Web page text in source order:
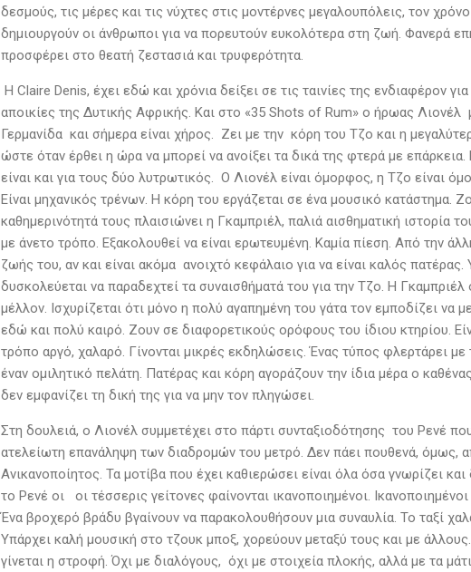
δεσμούς, τις μέρες και τις νύχτες στις μοντέρνες μεγαλουπόλεις, τον
δημιουργούν οι άνθρωποι για να πορευτούν ευκολότερα στη ζωή. Φανερά
προσφέρει στο θεατή ζεστασιά και τρυφερότητα.
Η Claire Denis, έχει εδώ και χρόνια δείξει σε τις ταινίες της ενδιαφέρον
αποικίες της Δυτικής Αφρικής. Και στο «35 Shots of Rum» ο ήρωας Λιονέλ
Γερμανίδα και σήμερα είναι χήρος. Ζει με την κόρη του Τζο και η
ώστε όταν έρθει η ώρα να μπορεί να ανοίξει τα δικά της φτερά με
είναι και για τους δύο λυτρωτικός. Ο Λιονέλ είναι όμορφος, η Τζο είναι
Είναι μηχανικός τρένων. Η κόρη του εργάζεται σε ένα μουσικό κατάστημα.
καθημερινότητά τους πλαισιώνει η Γκαμπριέλ, παλιά αισθηματική
με άνετο τρόπο. Εξακολουθεί να είναι ερωτευμένη. Καμία πίεση. Από την
ζωής του, αν και είναι ακόμα ανοιχτό κεφάλαιο για να είναι καλός
δυσκολεύεται να παραδεχτεί τα συναισθήματά του για την Τζο. Η
μέλλον. Ισχυρίζεται ότι μόνο η πολύ αγαπημένη του γάτα τον εμποδίζει να
εδώ και πολύ καιρό. Ζουν σε διαφορετικούς ορόφους του ίδιου κτηρίου.
τρόπο αργό, χαλαρό. Γίνονται μικρές εκδηλώσεις. Ένας τύπος φλερτάρει
έναν ομιλητικό πελάτη. Πατέρας και κόρη αγοράζουν την ίδια μέρα ο
δεν εμφανίζει τη δική της για να μην τον πληγώσει.
Στη δουλειά, ο Λιονέλ συμμετέχει στο πάρτι συνταξιοδότησης του Ρενέ
ατελείωτη επανάληψη των διαδρομών του μετρό. Δεν πάει πουθενά, όμως,
Ανικανοποίητος. Τα μοτίβα που έχει καθιερώσει είναι όλα όσα γνωρίζει
το Ρενέ οι οι τέσσερις γείτονες φαίνονται ικανοποιημένοι.
Ένα βροχερό βράδυ βγαίνουν να παρακολουθήσουν μια συναυλία. Το ταξί
Υπάρχει καλή μουσική στο τζουκ μποξ, χορεύουν μεταξύ τους και με
γίνεται η στροφή. Όχι με διαλόγους, όχι με στοιχεία πλοκής, αλλά με τα